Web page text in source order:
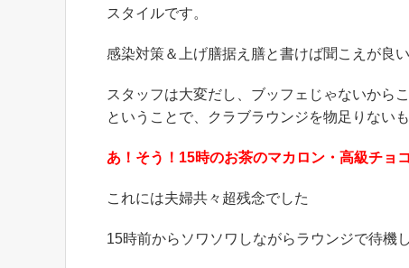
スタイルです。
感染対策＆上げ膳据え膳と書けば聞こえが良い
スタッフは大変だし、ブッフェじゃないから
ということで、クラブラウンジを物足りない
あ！そう！15時のお茶のマカロン・高級チョ
これには夫婦共々超残念でした
15時前からソワソワしながらラウンジで待機